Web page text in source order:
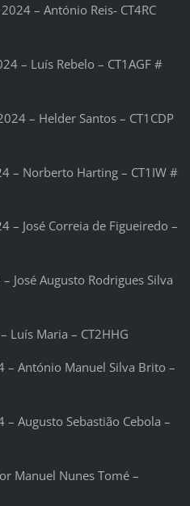
– António Reis- CT4RC
– Luís Rebelo – CT1AGF #
– Helder Santos – CT1CDP
– Norberto Harting – CT1IW #
– José Correia de Figueiredo –
José Augusto Rodrigues Silva
Luís Maria – CT2HHG
– António Manuel Silva Brito –
Augusto Sebastião Cebola –
Manuel Nunes Tomé –